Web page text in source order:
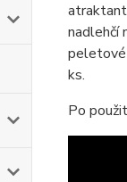
nadlehčí
peletové
ks.
Po